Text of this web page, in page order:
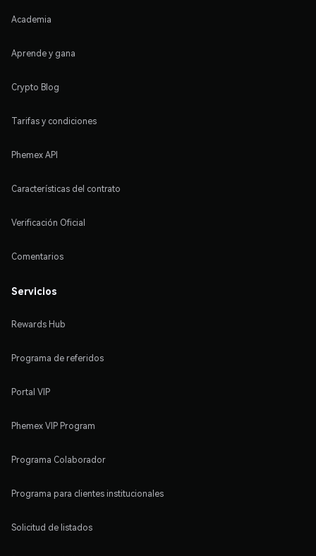
Academia
Aprende y gana
Crypto Blog
Tarifas y condiciones
Phemex API
Características del contrato
Verificación Oficial
Comentarios
Servicios
Rewards Hub
Programa de referidos
Portal VIP
Phemex VIP Program
Programa Colaborador
Programa para clientes institucionales
Solicitud de listados